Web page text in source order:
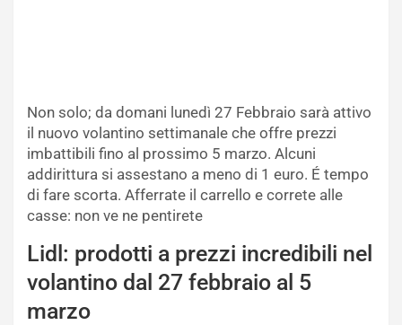
Non solo; da domani lunedì 27 Febbraio sarà attivo
il nuovo volantino settimanale che offre prezzi
imbattibili fino al prossimo 5 marzo. Alcuni
addirittura si assestano a meno di 1 euro. É tempo
di fare scorta. Afferrate il carrello e correte alle
casse: non ve ne pentirete
Lidl: prodotti a prezzi incredibili nel
volantino dal 27 febbraio al 5
marzo